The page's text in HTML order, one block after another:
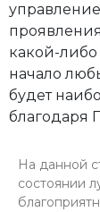
какой-либо
начало
будет
благодаря
На данной
состоянии